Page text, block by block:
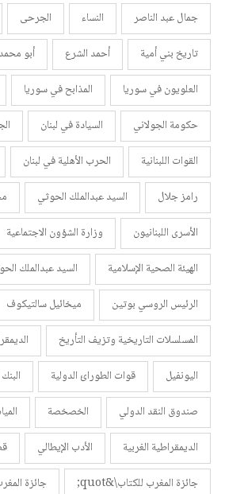
جمال عبد الناصر النساء الجرحى
تاريخ بني أمية
أحمد الشرع
أبو
العلويون في سوريا
المذابح في سوريا
حكومة الجولاني
السيادة في لبنان
القوات اللبنانية
الحرب الأهلية في لبنان
رامز جلال
السيد عبدالملك الحوثي
الأسرى اللبنانيون
وزارة الشؤون الاجتماعية
الهيئة الصحية الإسلامية
السيد عبدالملك
الرئيس الروسي بوتين
ميخائيل سالتيكوف
المسلسلات التاريخية وتزيف التأريخ
اليونفيل
قوات الطورائ الدولية
صندوق النقد الدولي
الخصخصة
الديمقراطية الغربية
الأدب الإيطالي
جائزة المغرب للكتاب\&quot;
جائزة